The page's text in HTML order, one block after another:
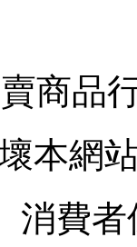
商品
本網
消費